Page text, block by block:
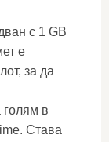
с 1 GB
е
за да
голям в
Става